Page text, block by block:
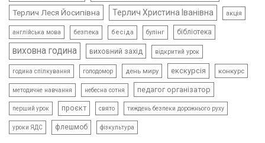
Терлич Леся Йосипівна Терлич Христина Іванівна акція
англійська мова безпека бесіда булінг бібліотека
виховна година виховний захід відкритий урок
година спілкування голодомор день миру екскурсія конкурс
методичне навчання небесна сотня педагог організатор
перший урок проєкт свято тиждень безпеки дорожнього руху
уроки ЯДС флешмоб фізкультура